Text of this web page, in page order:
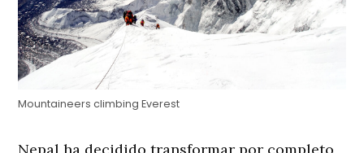
Mountaineers climbing Everest